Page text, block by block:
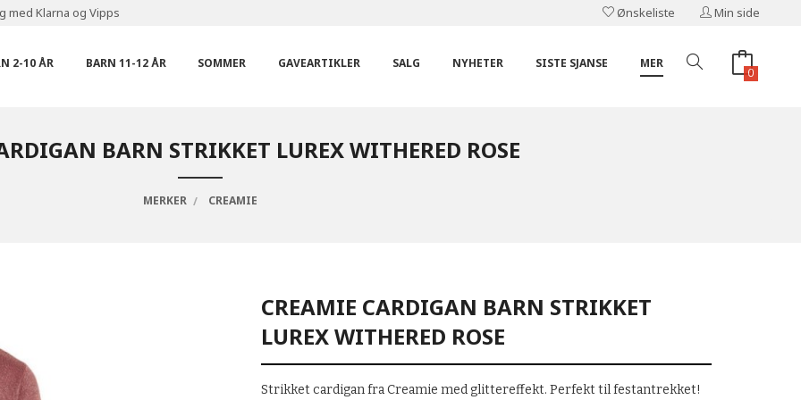
med Klarna og Vipps Ønskeliste Min side
2-10 ÅR BARN 11-12 ÅR SOMMER GAVEARTIKLER SALG NYHETER SISTE SJANSE MER
0
BARN STRIKKET LUREX WITHERED ROSE
MERKER CREAMIE
CREAMIE CARDIGAN BARN STRIKKET
LUREX WITHERED ROSE
Strikket cardigan fra Creamie med glittereffekt. Perfekt til festantrekket!